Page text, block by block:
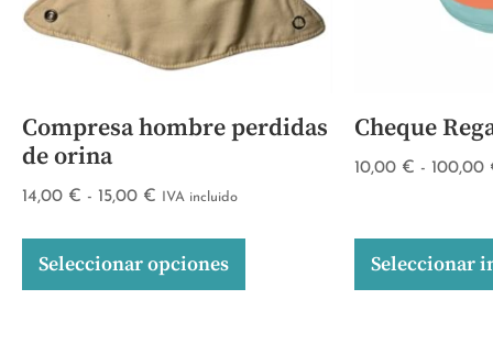
Compresa hombre perdidas
de orina
14,00 € - 15,00 € IVA incluido
Seleccionar opciones
Cheque
10,00 € - 100,00
Seleccionar